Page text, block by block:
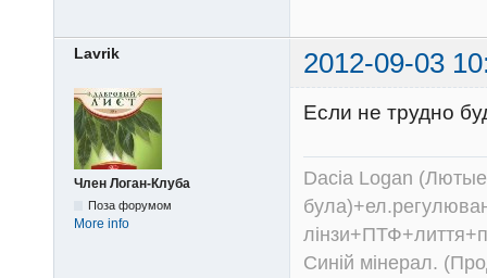
Lavrik 2012-09-03
Член Логан-Клуба
Поза форумом
More info
Если не трудно
Dacia Logan
Синій мінерал.